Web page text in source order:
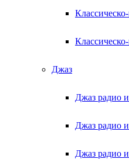
Джаз
Джаз радио
Джаз радио
Джаз радио